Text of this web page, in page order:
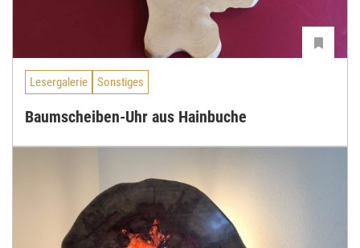
Lesergalerie Sonstiges
Baumscheiben-Uhr aus Hainbuche